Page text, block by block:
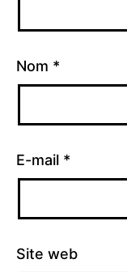
Nom *
E-mail *
Site web